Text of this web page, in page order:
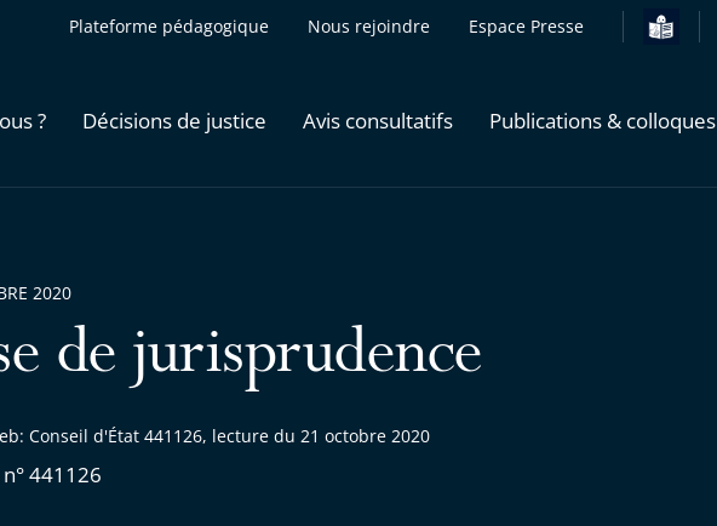
Plateforme pédagogique Nous rejoindre Espace Presse
? Décisions de justice Avis consultatifs Publications & colloques
de jurisprudence
Conseil d'État 441126, lecture du 21 octobre 2020
441126
2020